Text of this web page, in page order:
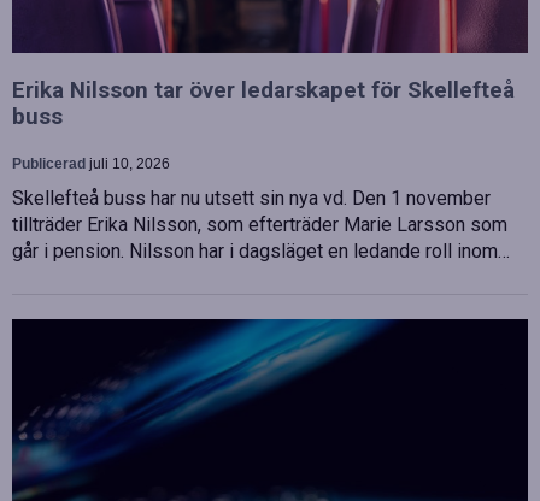
Erika Nilsson tar över ledarskapet för Skellefteå
buss
Publicerad juli 10, 2026
Skellefteå buss har nu utsett sin nya vd. Den 1 november
tillträder Erika Nilsson, som efterträder Marie Larsson som
går i pension. Nilsson har i dagsläget en ledande roll inom…